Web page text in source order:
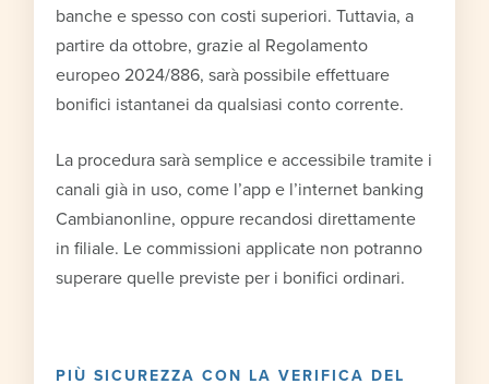
banche e spesso con costi superiori. Tuttavia, a
partire da ottobre, grazie al Regolamento
europeo 2024/886, sarà possibile effettuare
bonifici istantanei da qualsiasi conto corrente.
La procedura sarà semplice e accessibile tramite i
canali già in uso, come l’app e l’internet banking
Cambianonline, oppure recandosi direttamente
in filiale. Le commissioni applicate non potranno
superare quelle previste per i bonifici ordinari.
PIÙ SICUREZZA CON LA VERIFICA DEL